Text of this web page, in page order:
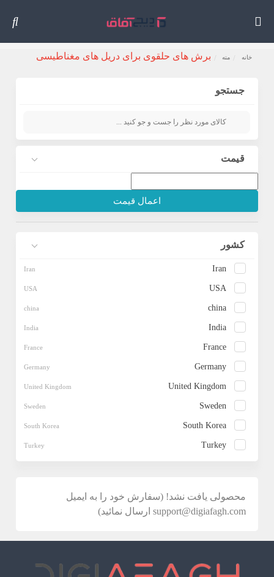
خانه مته برش های حلقوی برای دریل های مغناطیسی
جستجو
قیمت
اعمال قیمت
کشور
Iran
USA
china
India
France
Germany
United Kingdom
Sweden
South Korea
Turkey
محصولی یافت نشد! (سفارش خود را به ایمیل
support@digiafagh.com ارسال نمائید)